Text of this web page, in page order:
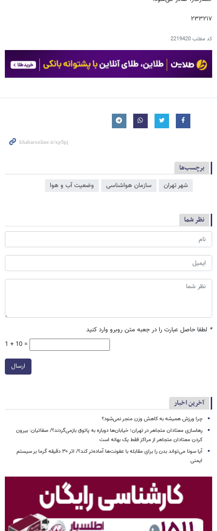
۲۳۳۲۱۷
کد مطلب2219420
برچسب‌ها
شهر تهران سازمان هواشناسی وضعیت آب و هوا
نظر شما
* لطفا حاصل عبارت را در جعبه متن روبرو وارد کنید
1 + 10 =
ارسال
آخرین اخبار
چرا ورزش همیشه به کاهش وزن منجر نمی‌شود؟
رهاسازی معتادان متجاهر در تهران؛ خیابان‌ها دوباره به پاتوق بازمی‌گردند؟/ صفاتیان: بیرون
کردن معتادان متجاهر از مراکز فقط یک بهانه است
آیا سونا می‌تواند بدن را برای مقابله با عفونت‌ها آماده‌تر کند؟/ اثر ۳۰ دقیقه گرما بر سیستم
ایمنی